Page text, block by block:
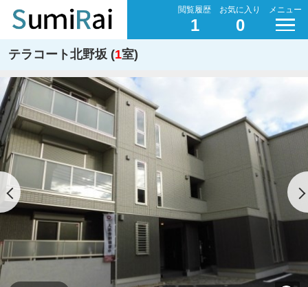
閲覧履歴
1
お気に入り
0
メニュー
テラコート北野坂 (1室)